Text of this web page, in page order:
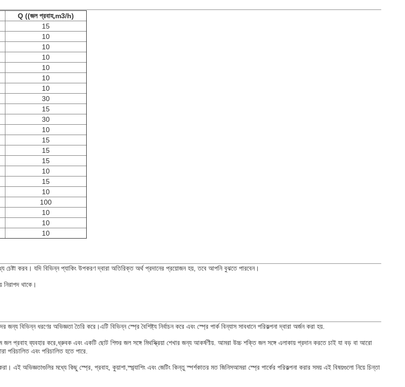
Q ((জল প্রবাহ,m3/h)
15
10
10
10
10
10
10
30
15
30
10
15
15
15
10
15
10
100
10
10
10
করব। যদি বিভিন্ন প্যাকিং উপকরণ দ্বারা অতিরিক্ত অর্থ প্রদানের প্রয়োজন হয়, তবে আপনি বুঝতে পারবেন।
নিরাপদ থাকে।
বিভিন্ন ধরণের অভিজ্ঞতা তৈরি করে।এটি বিভিন্ন স্প্রে বৈশিষ্ট্য নির্বাচন করে এবং স্প্রে পার্ক বিন্যাস সাবধানে পরিকল্পনা দ্বারা অর্জন করা হয়.
প্রবাহ ব্যবহার করে,ধ্রুবক এবং একটি ছোট শিশুর জল সঙ্গে মিথস্ক্রিয়া শেখার জন্য আকর্ষণীয়. আমরা উচ্চ শক্তি জল সঙ্গে এলাকায় প্রদান করতে চাই যা বড় বা আরো
এবং পরিচালিত হতে পারে.
এই অভিজ্ঞতাগুলির মধ্যে কিছু স্প্রে, প্রবাহ, কুয়াশা,স্প্ল্যাশিং এবং জেটিং কিন্তু স্পর্শকাতর মত জিনিসআমরা স্প্রে পার্কের পরিকল্পনা করার সময় এই বিষয়গুলো নিয়ে চিন্তা